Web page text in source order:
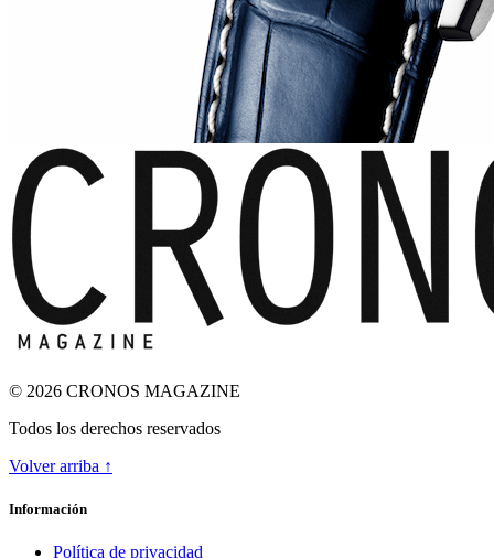
© 2026 CRONOS MAGAZINE
Todos los derechos reservados
Volver arriba ↑
Información
Política de privacidad